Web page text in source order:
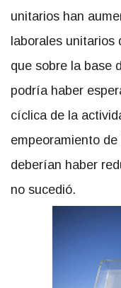
unitarios han
laborales unitarios
que sobre la base
podría haber
cíclica de la
empeoramiento
deberían haber
no sucedió.